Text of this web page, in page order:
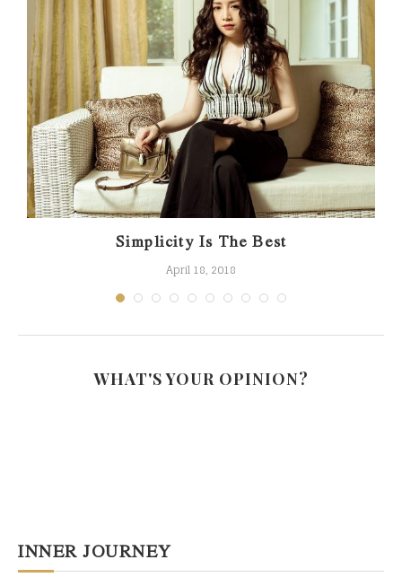
Simplicity Is The Best
April 18, 2018
WHAT'S YOUR OPINION?
INNER JOURNEY